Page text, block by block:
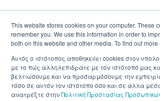
This website stores cookies on your computer. These
remember you. We use this information in order to
both on this website and other media. To find out
Αυτός ο ιστότοπος αποθηκεύει cookies στον
με το πώς αλληλεπιδράτε με τον ιστότοπό μας
βελτιώσουμε και να προσαρμόσουμε την
τόσο σε αυτόν τον ιστότοπο όσο και σε άλλα
ανατρέξτε στηνΠολιτική Προστασίας